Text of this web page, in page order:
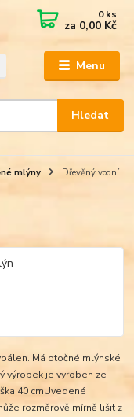
Menu
Hledat
0ks
za 0,00 Kč
mlýny
Dřevěný vodní
Má otočné mlýnské
výrobek je vyroben ze
40 cmUvedené
rozměrově mírně lišit z